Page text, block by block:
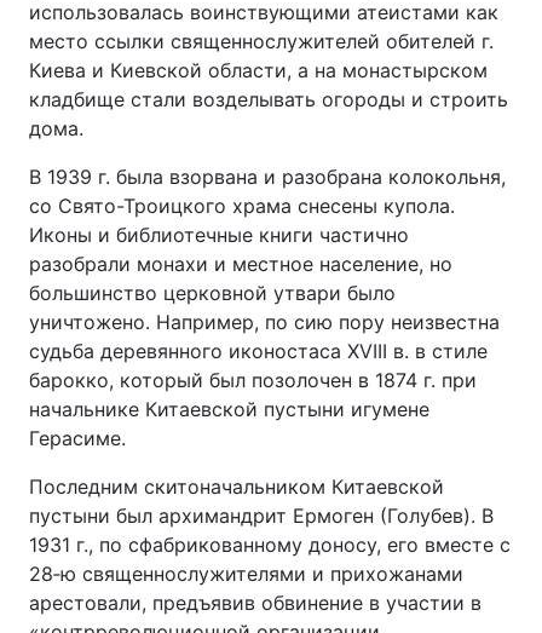
использовалась воинствующими атеистами как
место ссылки священнослужителей обителей г.
Киева и Киевской области, а на монастырском
кладбище стали возделывать огороды и строить
дома.
В 1939 г. была взорвана и разобрана колокольня,
со Свято-Троицкого храма снесены купола.
Иконы и библиотечные книги частично
разобрали монахи и местное население, но
большинство церковной утвари было
уничтожено. Например, по сию пору неизвестна
судьба деревянного иконостаса XVIII в. в стиле
барокко, который был позолочен в 1874 г. при
начальнике Китаевской пустыни игумене
Герасиме.
Последним скитоначальником Китаевской
пустыни был архимандрит Ермоген (Голубев). В
1931 г., по сфабрикованному доносу, его вместе с
28‑ю священнослужителями и прихожанами
арестовали, предъявив обвинение в участии в